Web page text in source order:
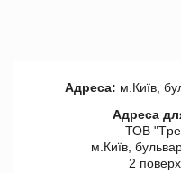
Адреса: м.Київ,
Адреса
ТОВ
м.Київ,
2